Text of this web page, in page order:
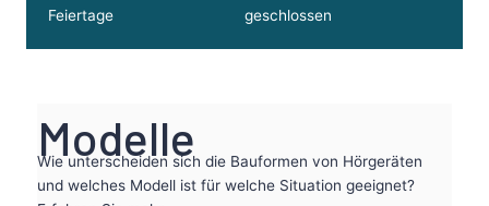
Feiertage geschlossen
Modelle
Wie unterscheiden sich die Bauformen von Hörgeräten
und welches Modell ist für welche Situation geeignet?